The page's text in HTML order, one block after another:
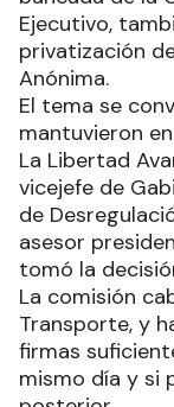
Ejecutivo,
privatización
Anónima.
El tema se
mantuvieron
La Libertad
vicejefe de
de
asesor
tomó la
La comisión
Transporte, y
firmas
mismo día y si